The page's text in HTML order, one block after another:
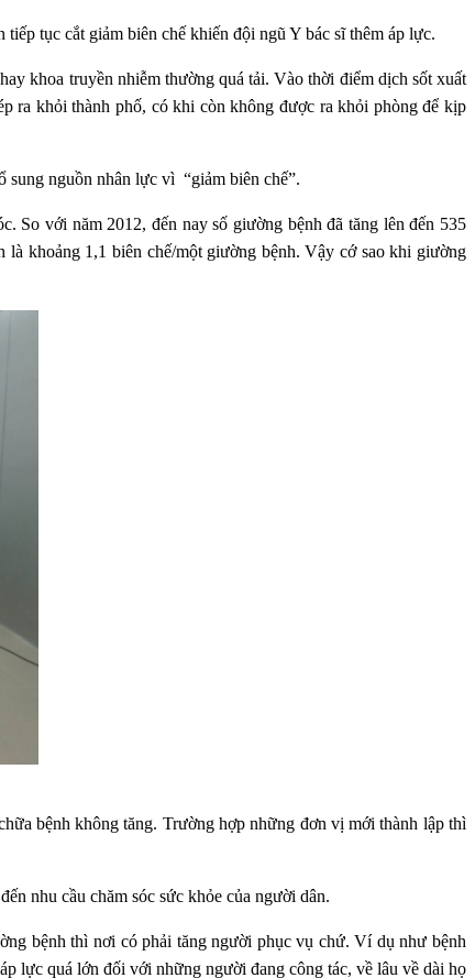
tục cắt giảm biên chế khiến đội ngũ Y bác sĩ thêm áp lực.
khoa truyền nhiễm thường quá tải. Vào thời điểm dịch sốt xuất
ra khỏi thành phố, có khi còn không được ra khỏi phòng để kịp
sung nguồn nhân lực vì “giảm biên chế”.
với năm 2012, đến nay số giường bệnh đã tăng lên đến 535
khoảng 1,1 biên chế/một giường bệnh. Vậy cớ sao khi giường
bệnh không tăng. Trường hợp những đơn vị mới thành lập thì
nhu cầu chăm sóc sức khỏe của người dân.
bệnh thì nơi có phải tăng người phục vụ chứ. Ví dụ như bệnh
lực quá lớn đối với những người đang công tác, về lâu về dài họ